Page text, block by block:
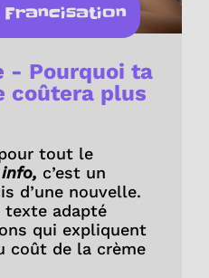
- Pourquoi ta
coûtera plus
tout le
c’est un
d’une nouvelle.
texte adapté
qui expliquent
coût de la crème